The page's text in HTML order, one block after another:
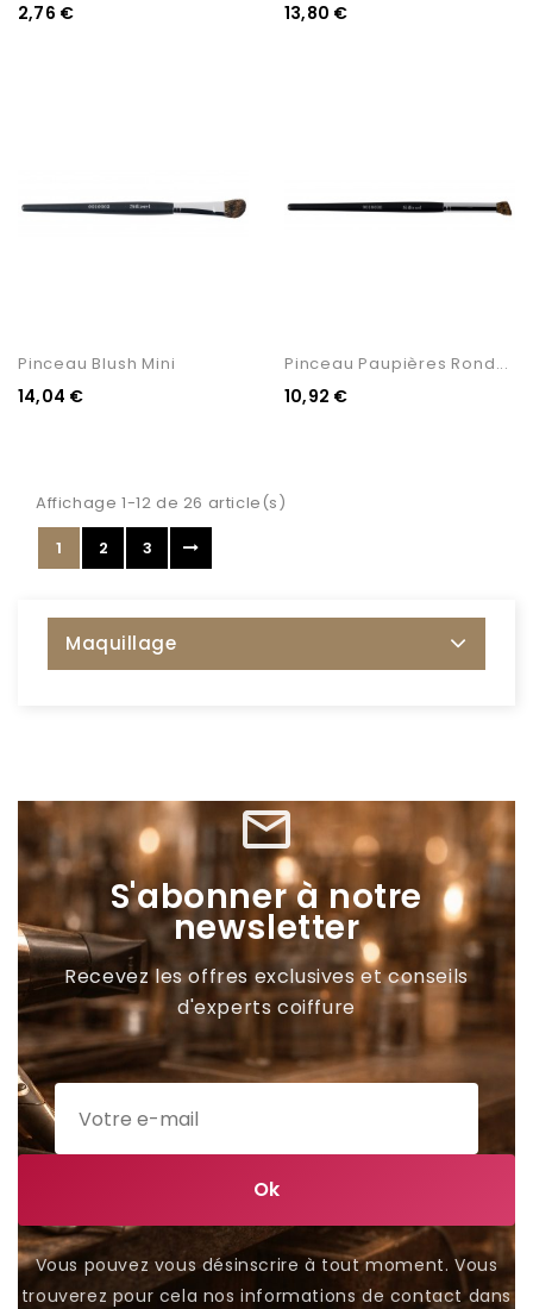
2,76 € 13,80 €
Pinceau Blush Mini
14,04 €
Pinceau Paupières Rond...
10,92 €
Affichage 1-12 de 26 article(s)
1
2 3
Maquillage
mail_outline
S'abonner à notre
newsletter
Recevez les offres exclusives et conseils
d'experts coiffure
Vous pouvez vous désinscrire à tout moment. Vous
trouverez pour cela nos informations de contact dans